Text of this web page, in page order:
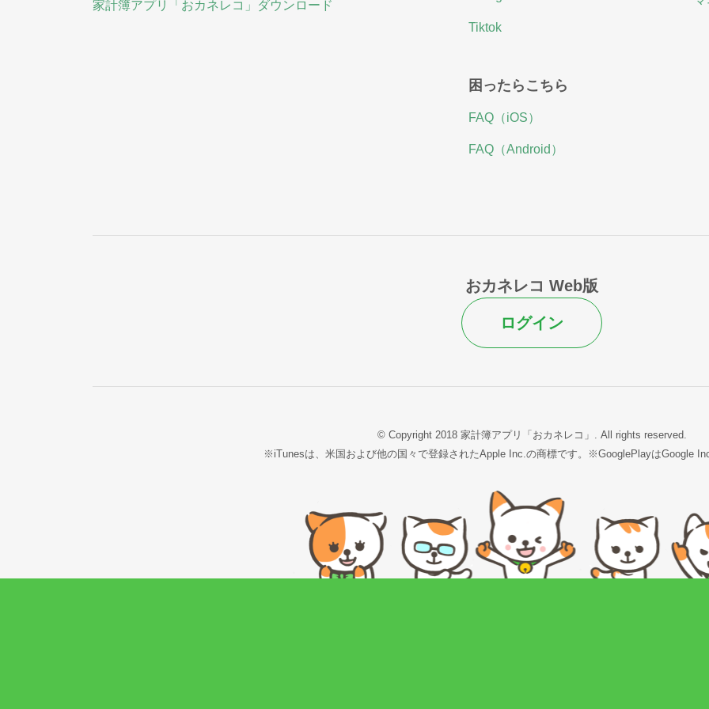
家計簿アプリ「おカネレコ」ダウンロード
Tiktok
困ったらこちら
FAQ（iOS）
FAQ（Android）
おカネレコ Web版
ログイン
© Copyright 2018 家計簿アプリ「おカネレコ」.
All rights reserved.
※iTunesは、米国および他の国々で登録されたApple Inc.の商標です。※GooglePlayはGoogle